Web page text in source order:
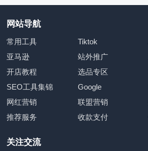
网站导航
常用工具 Tiktok
亚马逊
站外推广
开店教程
选品专区
SEO工具集锦
Google
网红营销
联盟营销
推荐服务
收款支付
关注交流